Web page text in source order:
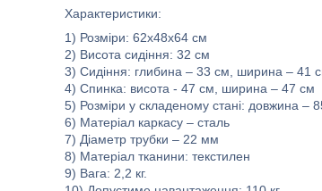
Характеристики:
1) Розміри: 62x48x64 см
2) Висота сидіння: 32 см
3) Сидіння: глибина – 33 см, ширина – 41
4) Спинка: висота - 47 см, ширина – 47 см
5) Розміри у складеному стані: довжина
6) Матеріал каркасу – сталь
7) Діаметр трубки – 22 мм
8) Матеріал тканини: текстилен
9) Вага: 2,2 кг.